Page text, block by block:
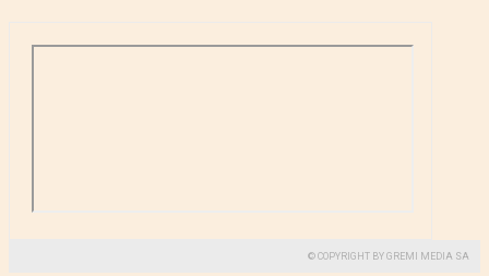
© COPYRIGHT BY GREMI MEDIA SA